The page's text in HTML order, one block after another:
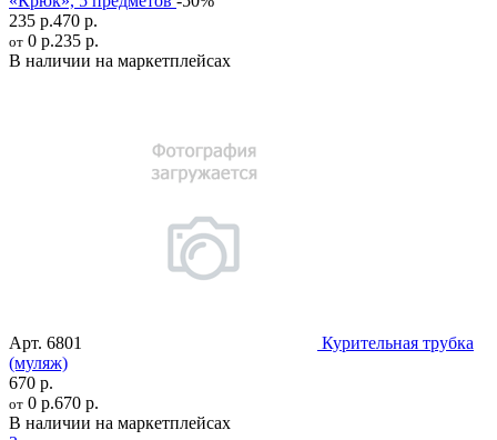
235 р.470 р.
от 0 р.235 р.
В наличии на маркетплейсах
Арт. 6801
Курительная трубка
(муляж)
670 р.
от 0 р.670 р.
В наличии на маркетплейсах